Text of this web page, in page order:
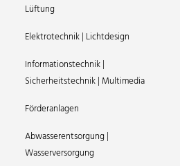
Lüftung
Elektrotechnik | Lichtdesign
Informationstechnik |
Sicherheitstechnik | Multimedia
Förderanlagen
Abwasserentsorgung |
Wasserversorgung